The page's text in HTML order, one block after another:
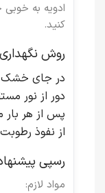
ادویه به
کنید.
روش نگهداری
در جای خشک
دور از نور
پس از هر بار
از نفوذ
رسپی
مواد لازم: